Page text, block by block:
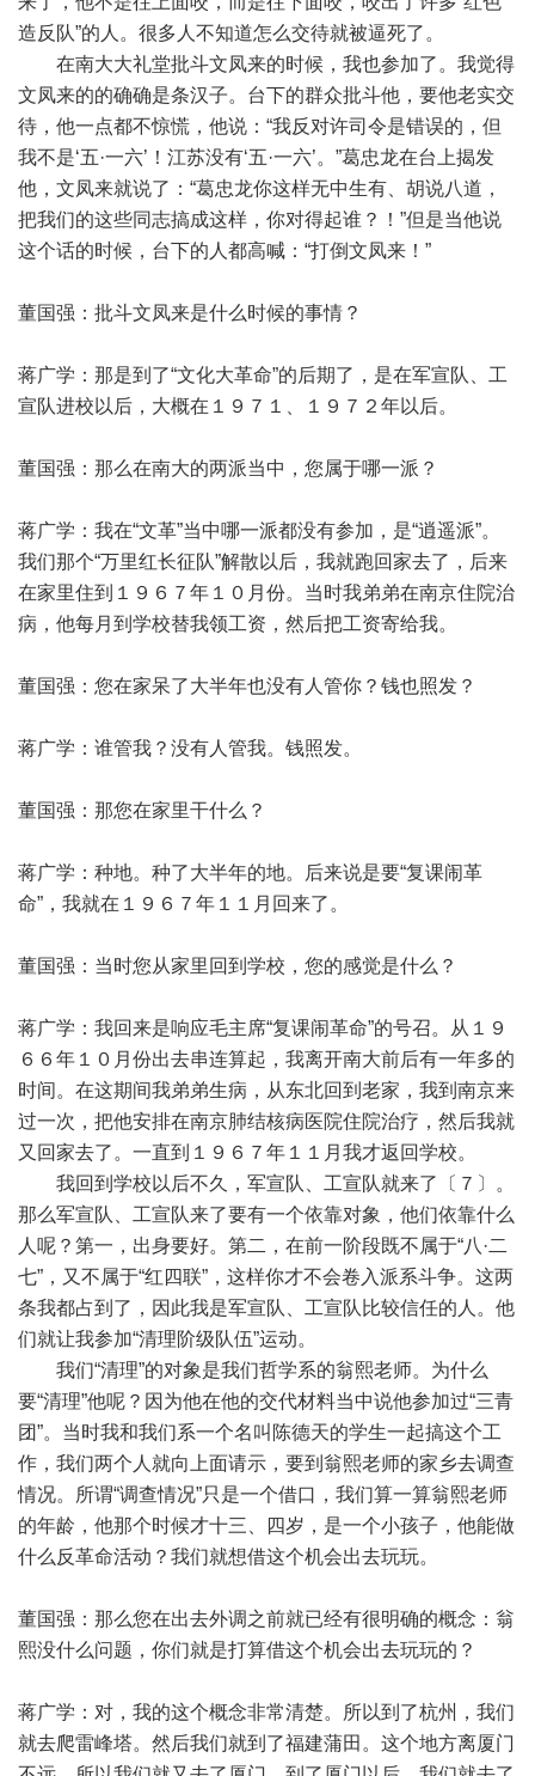
造反队”的人。很多人不知道怎么交待就被逼死了。
在南大大礼堂批斗文凤来的时候，我也参加了。我觉得
文凤来的的确确是条汉子。台下的群众批斗他，要他老实交
待，他一点都不惊慌，他说：“我反对许司令是错误的，但
我不是‘五·一六’！江苏没有‘五·一六’。”葛忠龙在台上揭发
他，文凤来就说了：“葛忠龙你这样无中生有、胡说八道，
把我们的这些同志搞成这样，你对得起谁？！”但是当他说
这个话的时候，台下的人都高喊：“打倒文凤来！”
董国强：批斗文凤来是什么时候的事情？
蒋广学：那是到了“文化大革命”的后期了，是在军宣队、工
宣队进校以后，大概在１９７１、１９７２年以后。
董国强：那么在南大的两派当中，您属于哪一派？
蒋广学：我在“文革”当中哪一派都没有参加，是“逍遥派”。
我们那个“万里红长征队”解散以后，我就跑回家去了，后来
在家里住到１９６７年１０月份。当时我弟弟在南京住院治
病，他每月到学校替我领工资，然后把工资寄给我。
董国强：您在家呆了大半年也没有人管你？钱也照发？
蒋广学：谁管我？没有人管我。钱照发。
董国强：那您在家里干什么？
蒋广学：种地。种了大半年的地。后来说是要“复课闹革
命”，我就在１９６７年１１月回来了。
董国强：当时您从家里回到学校，您的感觉是什么？
蒋广学：我回来是响应毛主席“复课闹革命”的号召。从１９
６６年１０月份出去串连算起，我离开南大前后有一年多的
时间。在这期间我弟弟生病，从东北回到老家，我到南京来
过一次，把他安排在南京肺结核病医院住院治疗，然后我就
又回家去了。一直到１９６７年１１月我才返回学校。
我回到学校以后不久，军宣队、工宣队就来了〔７〕。
那么军宣队、工宣队来了要有一个依靠对象，他们依靠什么
人呢？第一，出身要好。第二，在前一阶段既不属于“八·二
七”，又不属于“红四联”，这样你才不会卷入派系斗争。这两
条我都占到了，因此我是军宣队、工宣队比较信任的人。他
们就让我参加“清理阶级队伍”运动。
我们“清理”的对象是我们哲学系的翁熙老师。为什么
要“清理”他呢？因为他在他的交代材料当中说他参加过“三青
团”。当时我和我们系一个名叫陈德天的学生一起搞这个工
作，我们两个人就向上面请示，要到翁熙老师的家乡去调查
情况。所谓“调查情况”只是一个借口，我们算一算翁熙老师
的年龄，他那个时候才十三、四岁，是一个小孩子，他能做
什么反革命活动？我们就想借这个机会出去玩玩。
董国强：那么您在出去外调之前就已经有很明确的概念：翁
熙没什么问题，你们就是打算借这个机会出去玩玩的？
蒋广学：对，我的这个概念非常清楚。所以到了杭州，我们
就去爬雷峰塔。然后我们就到了福建蒲田。这个地方离厦门